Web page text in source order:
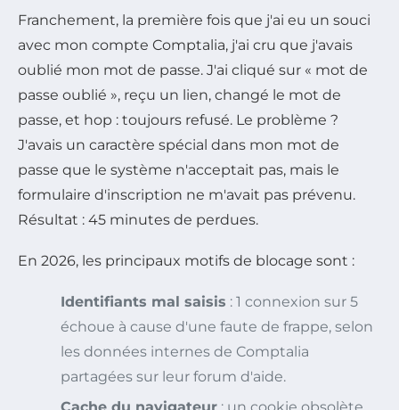
Franchement, la première fois que j'ai eu un souci
avec mon compte Comptalia, j'ai cru que j'avais
oublié mon mot de passe. J'ai cliqué sur « mot de
passe oublié », reçu un lien, changé le mot de
passe, et hop : toujours refusé. Le problème ?
J'avais un caractère spécial dans mon mot de
passe que le système n'acceptait pas, mais le
formulaire d'inscription ne m'avait pas prévenu.
Résultat : 45 minutes de perdues.
En 2026, les principaux motifs de blocage sont :
Identifiants mal saisis : 1 connexion sur 5
échoue à cause d'une faute de frappe, selon
les données internes de Comptalia
partagées sur leur forum d'aide.